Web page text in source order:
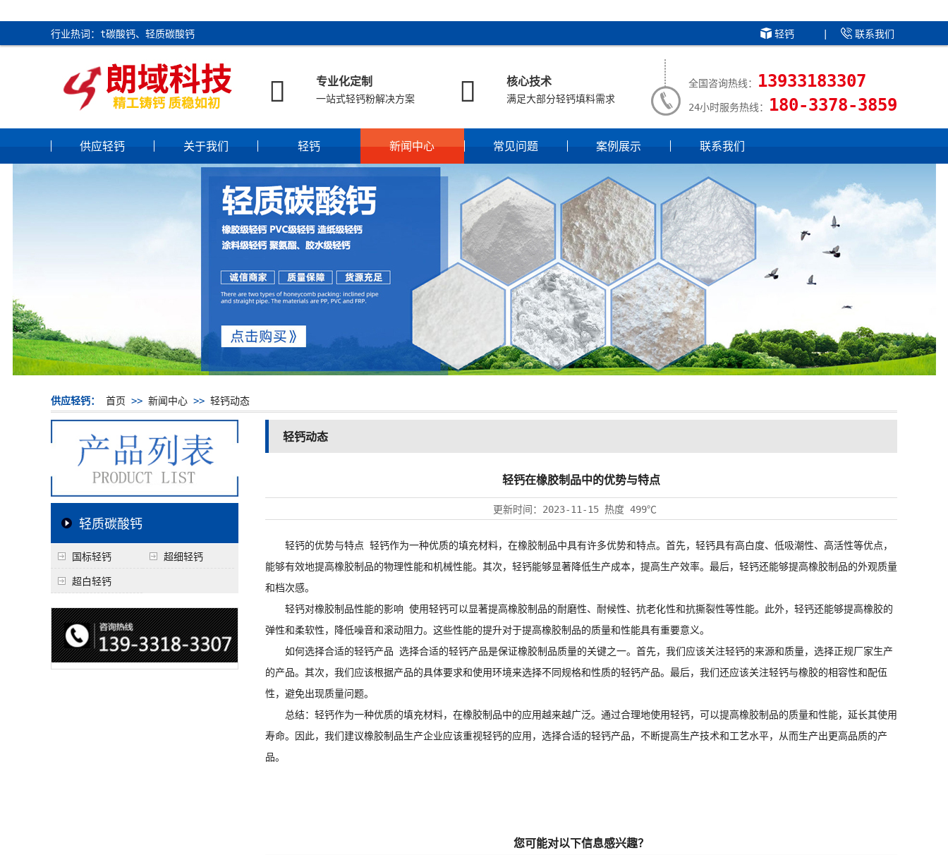
行业热词：t碳酸钙、轻质碳酸钙 轻钙 | 联系我们
 专业化定制
一站式轻钙粉解决方案  核心技术
满足大部分轻钙填料需求
全国咨询热线： 13933183307
24小时服务热线： 180-3378-3859
供应轻钙 关于我们 轻钙 新闻中心 常见问题 案例展示 联系我们
供应轻钙： 首页 >> 新闻中心 >> 轻钙动态
轻质碳酸钙
国标轻钙
超细轻钙
超白轻钙
轻钙动态
轻钙在橡胶制品中的优势与特点
更新时间： 2023-11-15 热度 499℃
轻钙的优势与特点 轻钙作为一种优质的填充材料，在橡胶制品中具有许多优势和特点。首先，轻钙具有高白度、低吸潮性、高活性等优点，
能够有效地提高橡胶制品的物理性能和机械性能。其次，轻钙能够显著降低生产成本，提高生产效率。最后，轻钙还能够提高橡胶制品的外观质量
和档次感。
轻钙对橡胶制品性能的影响 使用轻钙可以显著提高橡胶制品的耐磨性、耐候性、抗老化性和抗撕裂性等性能。此外，轻钙还能够提高橡胶的
弹性和柔软性，降低噪音和滚动阻力。这些性能的提升对于提高橡胶制品的质量和性能具有重要意义。
如何选择合适的轻钙产品 选择合适的轻钙产品是保证橡胶制品质量的关键之一。首先，我们应该关注轻钙的来源和质量，选择正规厂家生产
的产品。其次，我们应该根据产品的具体要求和使用环境来选择不同规格和性质的轻钙产品。最后，我们还应该关注轻钙与橡胶的相容性和配伍
性，避免出现质量问题。
总结：轻钙作为一种优质的填充材料，在橡胶制品中的应用越来越广泛。通过合理地使用轻钙，可以提高橡胶制品的质量和性能，延长其使用
寿命。因此，我们建议橡胶制品生产企业应该重视轻钙的应用，选择合适的轻钙产品，不断提高生产技术和工艺水平，从而生产出更高品质的产
品。
您可能对以下信息感兴趣？